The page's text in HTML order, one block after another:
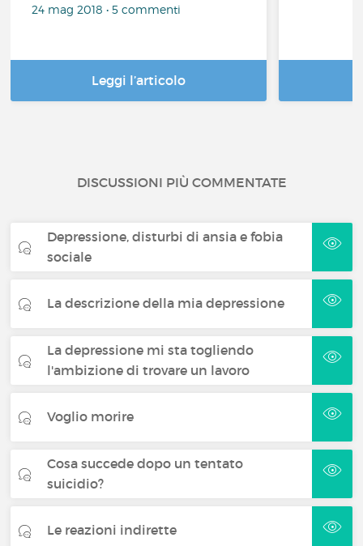
24 mag 2018 • 5 commenti
Leggi l’articolo
DISCUSSIONI PIÙ COMMENTATE
Depressione, disturbi di ansia e fobia
sociale
La descrizione della mia depressione
La depressione mi sta togliendo
l'ambizione di trovare un lavoro
Voglio morire
Cosa succede dopo un tentato
suicidio?
Le reazioni indirette